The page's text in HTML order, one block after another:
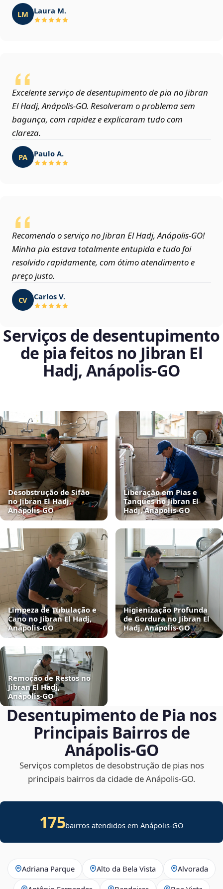
LM Laura M.
Excelente serviço de desentupimento de pia no Jibran
El Hadj, Anápolis‑GO. Resolveram o problema sem
bagunça, com rapidez e explicaram tudo com
clareza.
PA Paulo A.
Recomendo o serviço no Jibran El Hadj, Anápolis‑GO!
Minha pia estava totalmente entupida e tudo foi
resolvido rapidamente, com ótimo atendimento e
preço justo.
CV Carlos V.
Serviços de desentupimento
de pia feitos no Jibran El
Hadj, Anápolis‑GO
Desobstrução de Sifão
no Jibran El Hadj,
Anápolis‑GO
Liberação em Pias e
Tanques no Jibran El
Hadj, Anápolis‑GO
Limpeza de Tubulação e
Cano no Jibran El Hadj,
Anápolis‑GO
Higienização Profunda
de Gordura no Jibran El
Hadj, Anápolis‑GO
Remoção de Restos no
Jibran El Hadj,
Anápolis‑GO
Desentupimento de Pia nos
Principais Bairros de
Anápolis‑GO
Serviços completos de desobstrução de pias nos
principais bairros da cidade de Anápolis‑GO.
175bairros atendidos em Anápolis-GO
Adriana Parque Alto da Bela Vista Alvorada